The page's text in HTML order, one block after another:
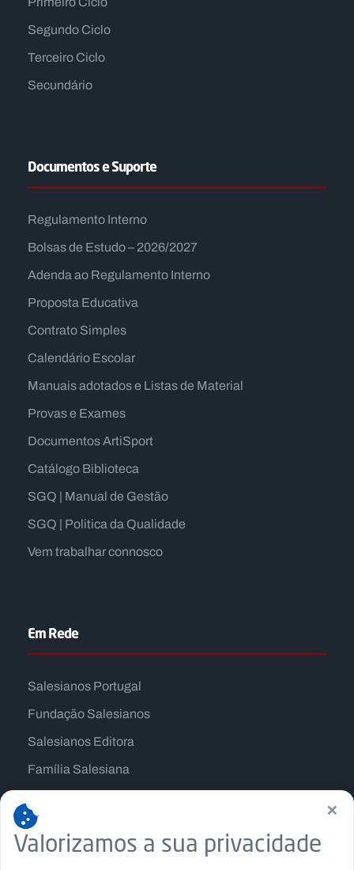
Segundo Ciclo
Terceiro Ciclo
Secundário
Documentos e Suporte
Regulamento Interno
Bolsas de Estudo – 2026/2027
Adenda ao Regulamento Interno
Proposta Educativa
Contrato Simples
Calendário Escolar
Manuais adotados e Listas de Material
Provas e Exames
Documentos ArtiSport
Catálogo Biblioteca
SGQ | Manual de Gestão
SGQ | Politica da Qualidade
Vem trabalhar connosco
Em Rede
Salesianos Portugal
Fundação Salesianos
Salesianos Editora
Família Salesiana
Missão Dom Bosco
Jogos Nacionais Salesianos
×
Valorizamos a sua privacidade